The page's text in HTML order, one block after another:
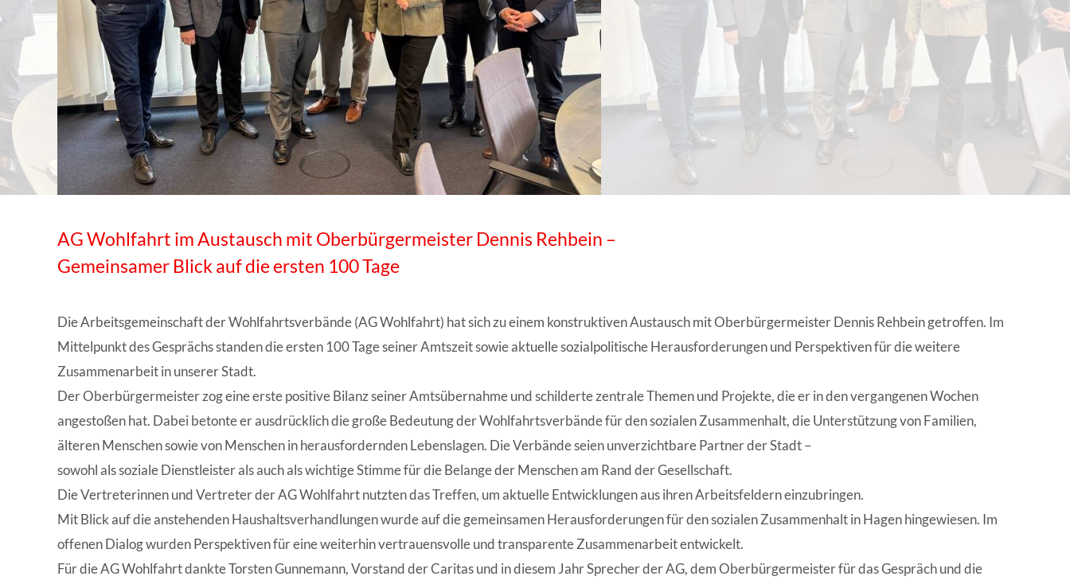
WISSENSWERTES IN ZAHLEN ANGESCHLOSSENE UNTERNEHMEN | FACHVERBÄNDE
AG Wohlfahrt im Austausch mit Oberbürgermeister Dennis Rehbein –
Gemeinsamer Blick auf die ersten 100 Tage
Die Arbeitsgemeinschaft der Wohlfahrtsverbände (AG Wohlfahrt) hat sich zu einem konstruktiven Austausch mit Oberbürgermeister Dennis Rehbein getroffen. Im
Mittelpunkt des Gesprächs standen die ersten 100 Tage seiner Amtszeit sowie aktuelle sozialpolitische Herausforderungen und Perspektiven für die weitere
Zusammenarbeit in unserer Stadt.
Der Oberbürgermeister zog eine erste positive Bilanz seiner Amtsübernahme und schilderte zentrale Themen und Projekte, die er in den vergangenen Wochen
angestoßen hat. Dabei betonte er ausdrücklich die große Bedeutung der Wohlfahrtsverbände für den sozialen Zusammenhalt, die Unterstützung von Familien,
älteren Menschen sowie von Menschen in herausfordernden Lebenslagen. Die Verbände seien unverzichtbare Partner der Stadt –
sowohl als soziale Dienstleister als auch als wichtige Stimme für die Belange der Menschen am Rand der Gesellschaft.
Die Vertreterinnen und Vertreter der AG Wohlfahrt nutzten das Treffen, um aktuelle Entwicklungen aus ihren Arbeitsfeldern einzubringen.
Mit Blick auf die anstehenden Haushaltsverhandlungen wurde auf die gemeinsamen Herausforderungen für den sozialen Zusammenhalt in Hagen hingewiesen. Im
offenen Dialog wurden Perspektiven für eine weiterhin vertrauensvolle und transparente Zusammenarbeit entwickelt.
Für die AG Wohlfahrt dankte Torsten Gunnemann, Vorstand der Caritas und in diesem Jahr Sprecher der AG, dem Oberbürgermeister für das Gespräch und die